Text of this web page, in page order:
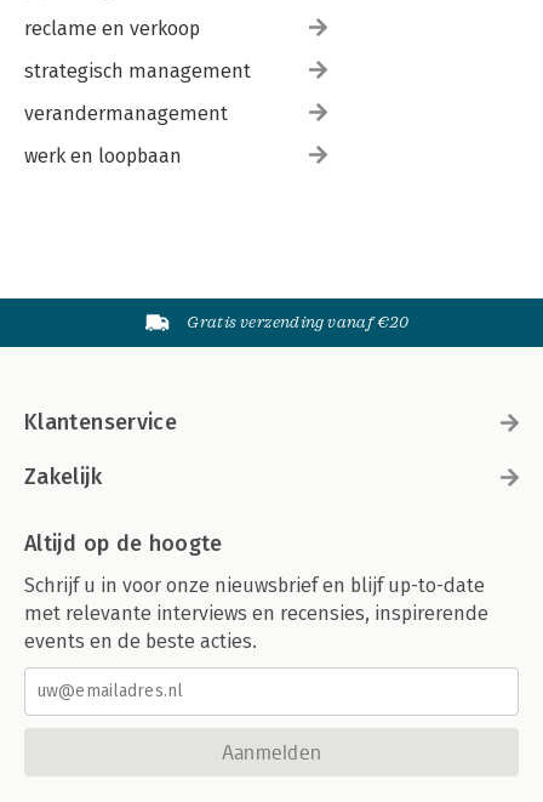
reclame en verkoop
strategisch management
verandermanagement
werk en loopbaan
Gratis verzending vanaf €20
Klantenservice
Zakelijk
Altijd op de hoogte
Schrijf u in voor onze nieuwsbrief en blijf up-to-date
met relevante interviews en recensies, inspirerende
events en de beste acties.
Aanmelden